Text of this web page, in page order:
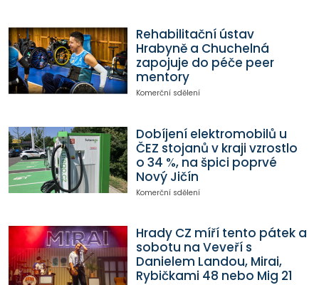
Rehabilitační ústav
Hrabyně a Chuchelná
zapojuje do péče peer
mentory
Komerční sdělení
Dobíjení elektromobilů u
ČEZ stojanů v kraji vzrostlo
o 34 %, na špici poprvé
Nový Jičín
Komerční sdělení
Hrady CZ míří tento pátek a
sobotu na Veveří s
Danielem Landou, Mirai,
Rybičkami 48 nebo Mig 21